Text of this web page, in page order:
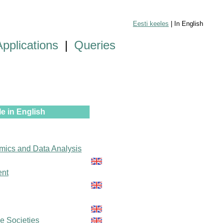
Eesti keeles | In English
| Queries
in English
and Data Analysis
Societies